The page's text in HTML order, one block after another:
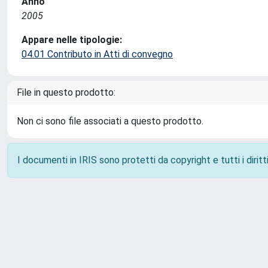
2005
Appare nelle tipologie:
04.01 Contributo in Atti di convegno
File in questo prodotto:
Non ci sono file associati a questo prodotto.
I documenti in IRIS sono protetti da copyright e tutti i